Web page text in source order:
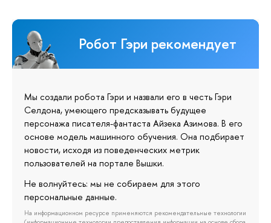
Робот Гэри рекомендует
Мы создали робота Гэри и назвали его в честь Гэри
Селдона, умеющего предсказывать будущее
персонажа писателя-фантаста Айзека Азимова. В его
основе модель машинного обучения. Она подбирает
новости, исходя из поведенческих метрик
пользователей на портале Вышки.
Не волнуйтесь: мы не собираем для этого
персональные данные.
На информационном ресурсе применяются рекомендательные технологии